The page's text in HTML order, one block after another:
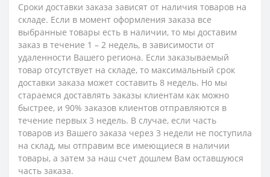
Сроки доставки заказа зависят от наличия товаров на
складе. Если в момент оформления заказа все
выбранные товары есть в наличии, то мы доставим
заказ в течение 1 – 2 недель, в зависимости от
удаленности Вашего региона. Если заказываемый
товар отсутствует на складе, то максимальный срок
доставки заказа может составить 8 недель. Но мы
стараемся доставлять заказы клиентам как можно
быстрее, и 90% заказов клиентов отправляются в
течение первых 3 недель. В случае, если часть
товаров из Вашего заказа через 3 недели не поступила
на склад, мы отправим все имеющиеся в наличии
товары, а затем за наш счет дошлем Вам оставшуюся
часть заказа.